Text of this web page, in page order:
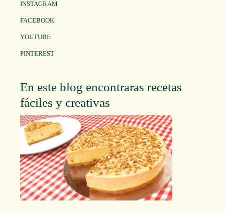
INSTAGRAM
FACEBOOK
YOUTUBE
PINTEREST
En este blog encontraras recetas
fáciles y creativas